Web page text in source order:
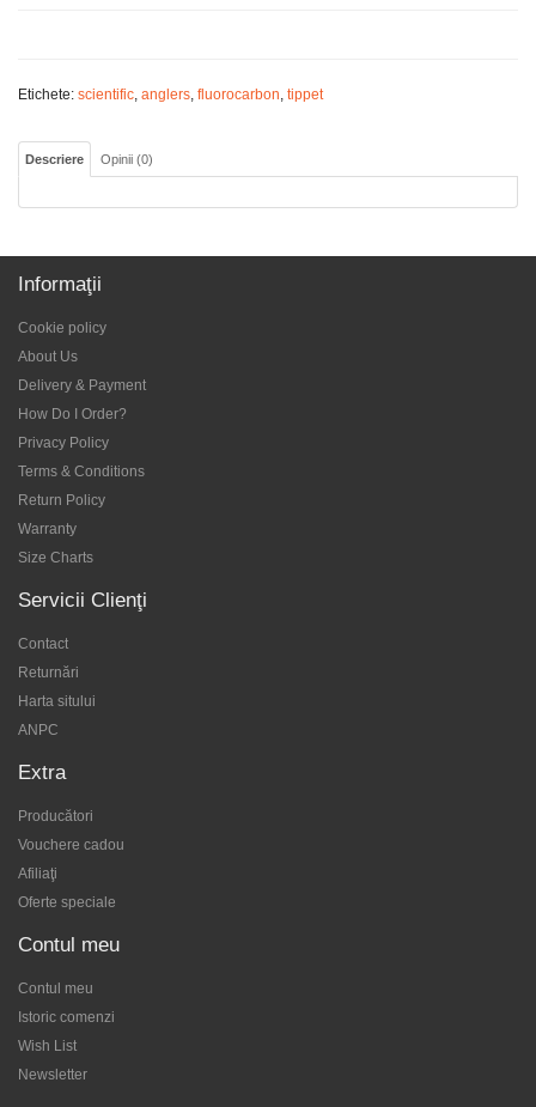
Etichete: scientific, anglers, fluorocarbon, tippet
Descriere Opinii (0)
Informaţii
Cookie policy
About Us
Delivery & Payment
How Do I Order?
Privacy Policy
Terms & Conditions
Return Policy
Warranty
Size Charts
Servicii Clienţi
Contact
Returnări
Harta sitului
ANPC
Extra
Producători
Vouchere cadou
Afiliaţi
Oferte speciale
Contul meu
Contul meu
Istoric comenzi
Wish List
Newsletter